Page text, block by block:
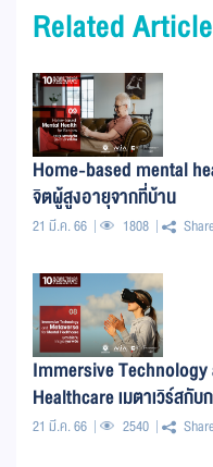
Related
Home-based mental
จิตผู้สูงอายุจากที่บ้าน
21 มี.ค. 66 1808 Share
Immersive
Healthcare เมตาเวิร์สกั
21 มี.ค. 66 2540 Share